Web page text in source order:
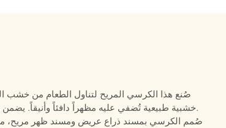
صُنع هذا الكرسي المريح لتناول الطعام من خشب
خشبية طبيعية تُضفي عليه مظهراً دافئاً وأنيقاً. يضمن هيكله المتين متانة طويلة الأمد مع الحفاظ على جمالية عصرية راقية.
صُمم الكرسي بمسند ذراع عريض ومسند ظهر مريح،